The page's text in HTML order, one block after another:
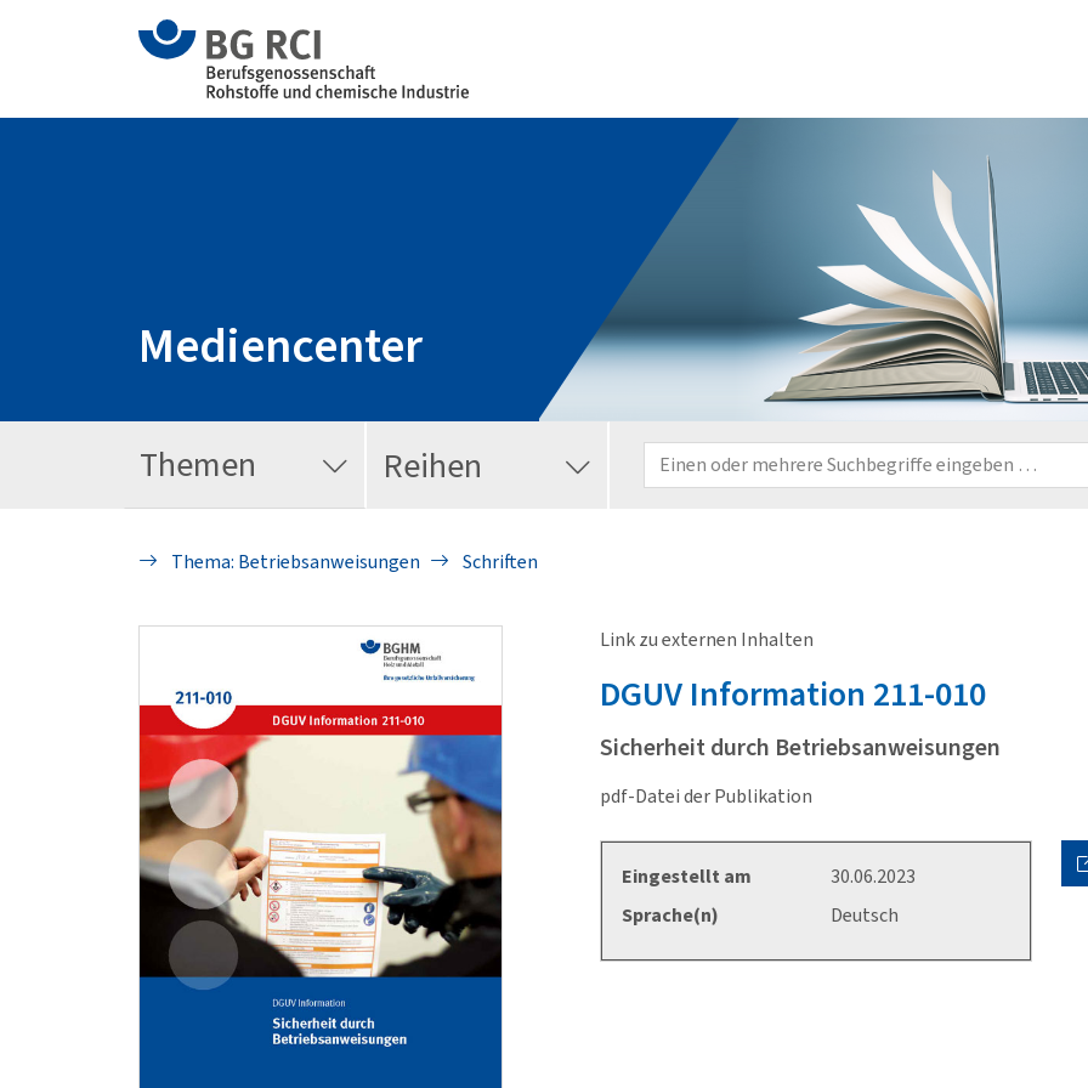
Mediencenter
Themen Reihen
Thema: Betriebsanweisungen Schriften
Link zu externen Inhalten
DGUV Information 211-010
Sicherheit durch Betriebsanweisungen
pdf-Datei der Publikation
Eingestellt am
30.06.2023
Sprache(n)
Deutsch